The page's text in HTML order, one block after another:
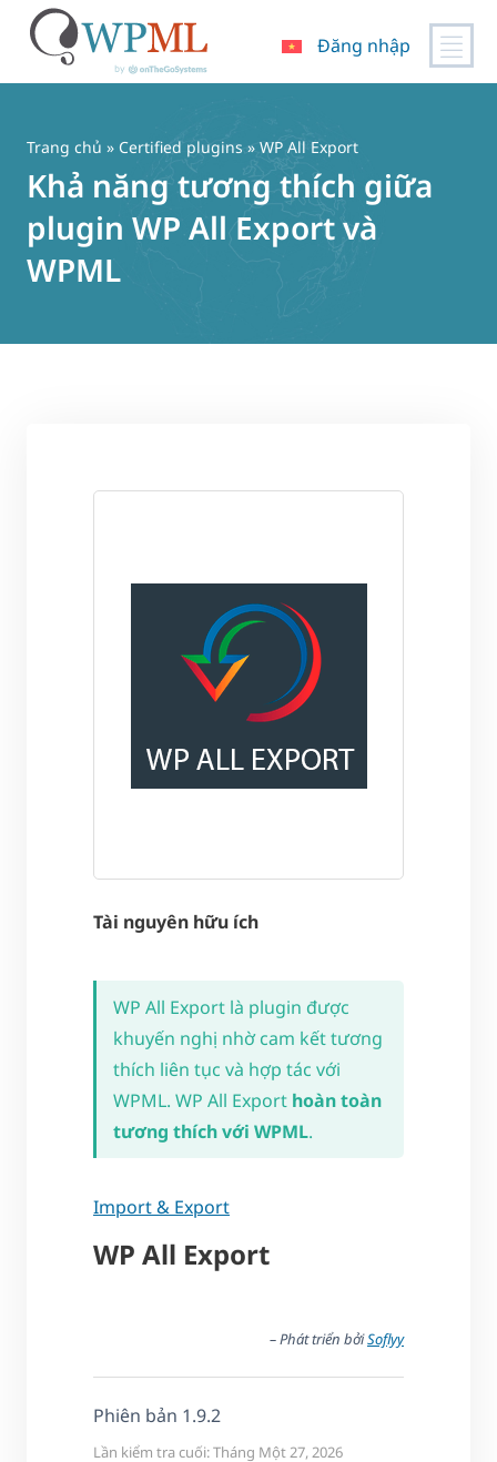
Đăng nhập
Trang chủ » Certified plugins » WP All Export
Khả năng tương thích giữa
plugin WP All Export và
WPML
Tài nguyên hữu ích
WP All Export là plugin được
khuyến nghị nhờ cam kết tương
thích liên tục và hợp tác với
WPML. WP All Export hoàn toàn
tương thích với WPML.
Import & Export
WP All Export
– Phát triển bởiSoflyy
Phiên bản 1.9.2
Lần kiểm tra cuối: Tháng Một 27, 2026